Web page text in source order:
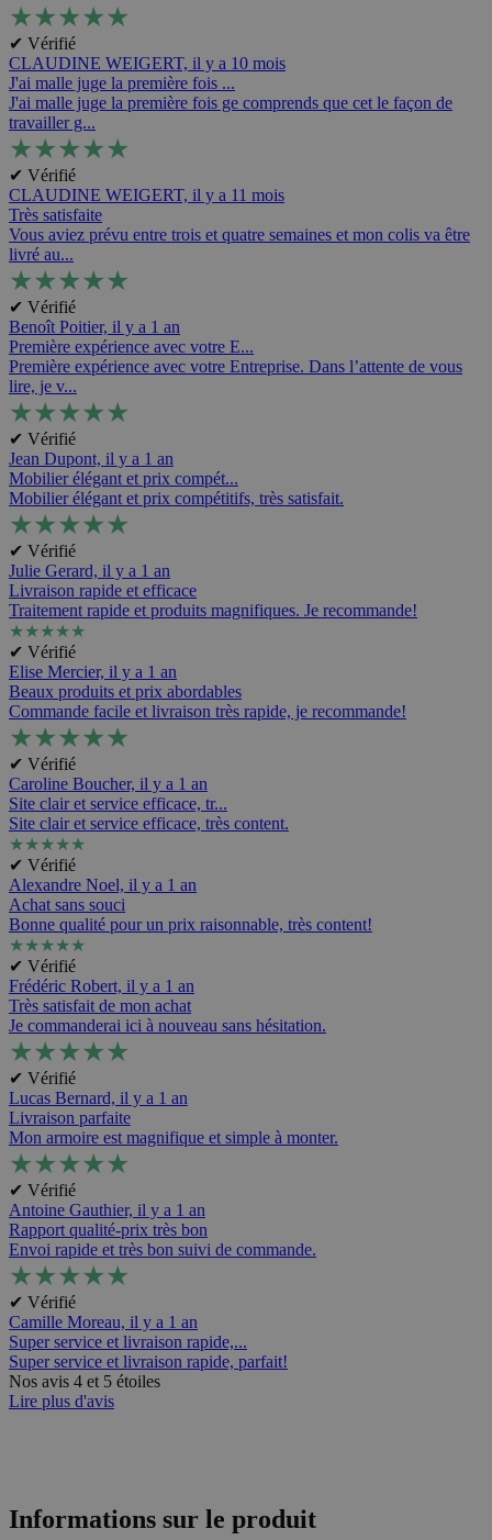
★★★★★
✔ Vérifié
CLAUDINE WEIGERT, il y a 10 mois
J'ai malle juge la première fois ...
J'ai malle juge la première fois ge comprends que cet le façon de
travailler g...
★★★★★
✔ Vérifié
CLAUDINE WEIGERT, il y a 11 mois
Très satisfaite
Vous aviez prévu entre trois et quatre semaines et mon colis va être
livré au...
★★★★★
✔ Vérifié
Benoît Poitier, il y a 1 an
Première expérience avec votre E...
Première expérience avec votre Entreprise. Dans l’attente de vous
lire, je v...
★★★★★
✔ Vérifié
Jean Dupont, il y a 1 an
Mobilier élégant et prix compét...
Mobilier élégant et prix compétitifs, très satisfait.
★★★★★
✔ Vérifié
Julie Gerard, il y a 1 an
Livraison rapide et efficace
Traitement rapide et produits magnifiques. Je recommande!
★★★★★
✔ Vérifié
Elise Mercier, il y a 1 an
Beaux produits et prix abordables
Commande facile et livraison très rapide, je recommande!
★★★★★
✔ Vérifié
Caroline Boucher, il y a 1 an
Site clair et service efficace, tr...
Site clair et service efficace, très content.
★★★★★
✔ Vérifié
Alexandre Noel, il y a 1 an
Achat sans souci
Bonne qualité pour un prix raisonnable, très content!
★★★★★
✔ Vérifié
Frédéric Robert, il y a 1 an
Très satisfait de mon achat
Je commanderai ici à nouveau sans hésitation.
★★★★★
✔ Vérifié
Lucas Bernard, il y a 1 an
Livraison parfaite
Mon armoire est magnifique et simple à monter.
★★★★★
✔ Vérifié
Antoine Gauthier, il y a 1 an
Rapport qualité-prix très bon
Envoi rapide et très bon suivi de commande.
★★★★★
✔ Vérifié
Camille Moreau, il y a 1 an
Super service et livraison rapide,...
Super service et livraison rapide, parfait!
Nos avis 4 et 5 étoiles
Lire plus d'avis
Informations sur le produit